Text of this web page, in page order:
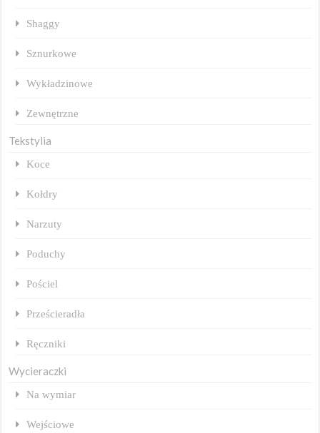
Shaggy
Sznurkowe
Wykładzinowe
Zewnętrzne
Tekstylia
Koce
Kołdry
Narzuty
Poduchy
Pościel
Prześcieradła
Ręczniki
Wycieraczki
Na wymiar
Wejściowe